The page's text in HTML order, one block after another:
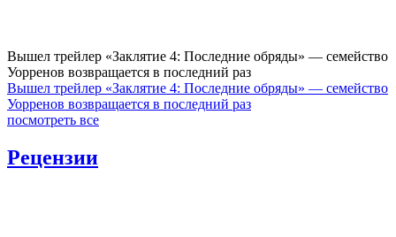
Вышел трейлер «Заклятие 4: Последние обряды» — семейство
Уорренов возвращается в последний раз
Вышел трейлер «Заклятие 4: Последние обряды» — семейство
Уорренов возвращается в последний раз
посмотреть все
Рецензии